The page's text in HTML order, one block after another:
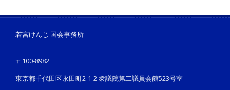
若宮けんじ 国会事務所
〒100-8982
東京都千代田区永田町2-1-2 衆議院第二議員会館523号室